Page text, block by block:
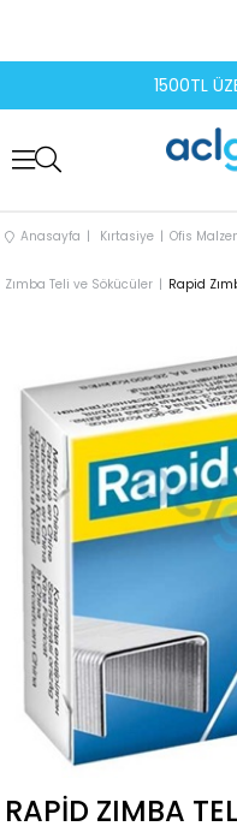
1500TL
Anasayfa Kırtasiye Ofis
Zımba Teli ve Sökücüler Rapid
RAPID ZIMBA